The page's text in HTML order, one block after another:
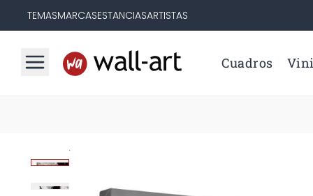
TEMASMARCASESTANCIASARTISTAS
Cuadros